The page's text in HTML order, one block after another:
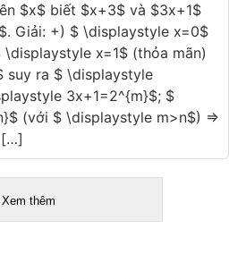
$x$ biết $x+3$ và $3x+1$
Giải: +) $ \displaystyle x=0$
x=1$ (thỏa mãn)
suy ra $ \displaystyle
3x+1=2^{m}$; $
(với $ \displaystyle m>n$) ⇒
[…]
Xem thêm